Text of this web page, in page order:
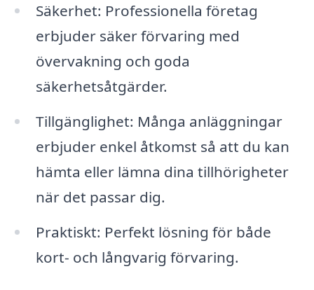
Säkerhet: Professionella företag
erbjuder säker förvaring med
övervakning och goda
säkerhetsåtgärder.
Tillgänglighet: Många anläggningar
erbjuder enkel åtkomst så att du kan
hämta eller lämna dina tillhörigheter
när det passar dig.
Praktiskt: Perfekt lösning för både
kort- och långvarig förvaring.